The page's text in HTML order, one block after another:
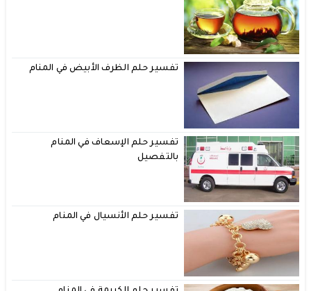
تفسير حلم الظرف الأبيض في المنام
تفسير حلم الإسعاف في المنام
بالتفصيل
تفسير حلم الأنسيال في المنام